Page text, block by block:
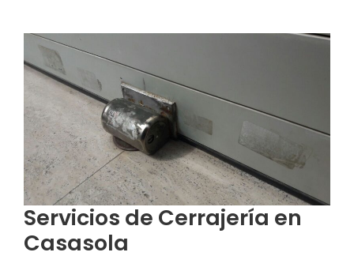
Servicios de Cerrajería en
Casasola